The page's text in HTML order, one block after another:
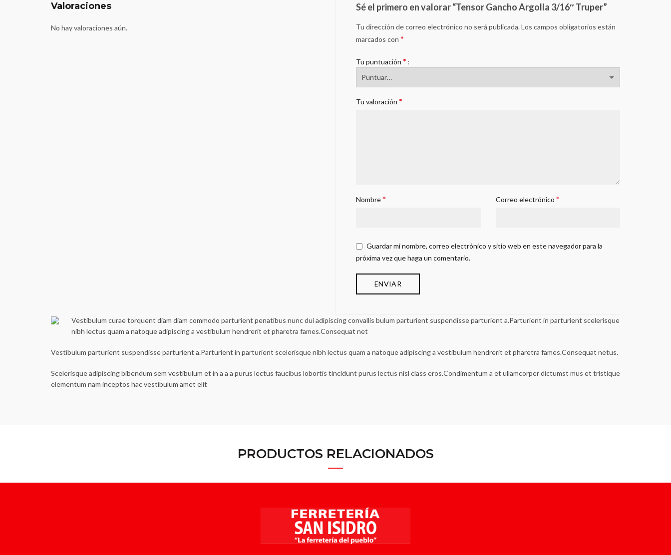
Valoraciones
No hay valoraciones aún.
Sé el primero en valorar “Tensor Gancho Argolla 3/16″ Truper”
Tu dirección de correo electrónico no será publicada.Los campos obligatorios están
marcados con *
Tu puntuación *
Tu valoración *
Nombre* Correo electrónico *
Guardar mi nombre, correo electrónico y sitio web en este navegador para la
próxima vez que haga un comentario.
Vestibulum curae torquent diam diam commodo parturient penatibus nunc dui adipiscing convallis bulum parturient suspendisse parturient a.Parturient in parturient scelerisque
nibh lectus quam a natoque adipiscing a vestibulum hendrerit et pharetra fames.Consequat net
Vestibulum parturient suspendisse parturient a.Parturient in parturient scelerisque nibh lectus quam a natoque adipiscing a vestibulum hendrerit et pharetra fames.Consequat netus.
Scelerisque adipiscing bibendum sem vestibulum et in a a a purus lectus faucibus lobortis tincidunt purus lectus nisl class eros.Condimentum a et ullamcorper dictumst mus et tristique
elementum nam inceptos hac vestibulum amet elit
PRODUCTOS RELACIONADOS